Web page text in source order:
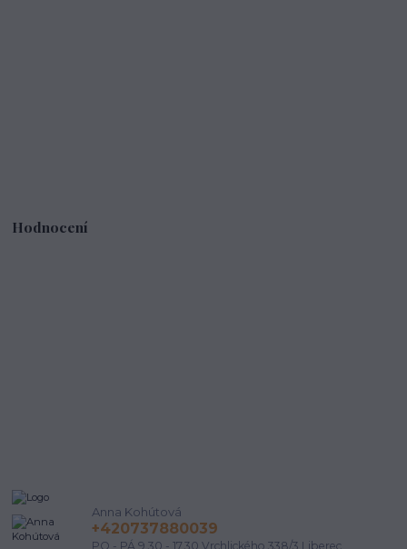
Hodnocení
Anna Kohútová
+420737880039
PO - PÁ 9.30 - 17.30 Vrchlického 338/3 Liberec